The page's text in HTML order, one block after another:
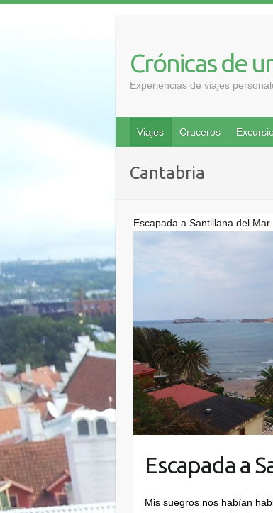
Crónicas de
Experiencias de viajes
Viajes Cruceros
Cantabria
Escapada a Santillana del Mar
Escapada a
Mis suegros nos habían